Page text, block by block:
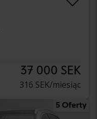
37 000 SEK
316 SEK/miesiąc
5 Oferty